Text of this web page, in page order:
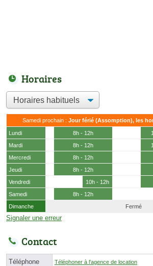
Horaires
Samedi prochain : Jour férié (Assomption), les
Lundi 8h - 12h
Mardi
8h - 12h
Mercredi
8h - 12h
Jeudi
8h - 12h
Vendredi
10h - 12h
Samedi
8h - 12h
Dimanche
Fermé
Signaler une erreur
Contact
Téléphone Téléphoner à l'agence de location